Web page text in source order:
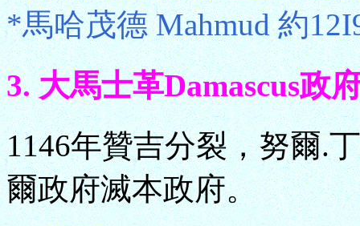
*馬哈茂德 Mahmud 約
3. 大馬士革Damascus政
1146年贊吉分裂，努爾.
爾政府滅本政府。